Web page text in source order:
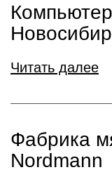
Читать далее
Фабрика
Nordmann